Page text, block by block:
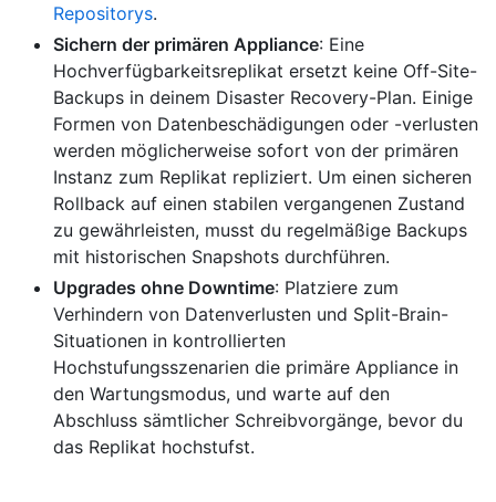
Repositorys.
Sichern der primären Appliance: Eine
Hochverfügbarkeitsreplikat ersetzt keine Off-Site-
Backups in deinem Disaster Recovery-Plan. Einige
Formen von Datenbeschädigungen oder -verlusten
werden möglicherweise sofort von der primären
Instanz zum Replikat repliziert. Um einen sicheren
Rollback auf einen stabilen vergangenen Zustand
zu gewährleisten, musst du regelmäßige Backups
mit historischen Snapshots durchführen.
Upgrades ohne Downtime: Platziere zum
Verhindern von Datenverlusten und Split-Brain-
Situationen in kontrollierten
Hochstufungsszenarien die primäre Appliance in
den Wartungsmodus, und warte auf den
Abschluss sämtlicher Schreibvorgänge, bevor du
das Replikat hochstufst.